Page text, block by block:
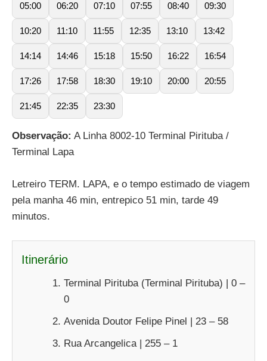
05:00 06:20 07:10 07:55 08:40 09:30
10:20 11:10 11:55 12:35 13:10 13:42
14:14 14:46 15:18 15:50 16:22 16:54
17:26 17:58 18:30 19:10 20:00 20:55
21:45 22:35 23:30
Observação: A Linha 8002-10 Terminal Pirituba /
Terminal Lapa
Letreiro TERM. LAPA, e o tempo estimado de viagem
pela manha 46 min, entrepico 51 min, tarde 49
minutos.
Itinerário
Terminal Pirituba (Terminal Pirituba) | 0 –
0
Avenida Doutor Felipe Pinel | 23 – 58
Rua Arcangelica | 255 – 1